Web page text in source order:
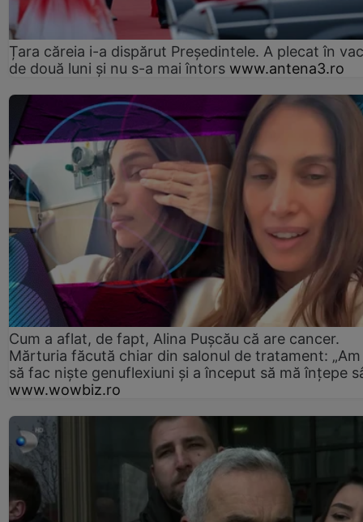
Țara căreia i-a dispărut Președintele. A plecat în
de două luni și nu s-a mai întors www.antena3.ro
Cum a aflat, de fapt, Alina Pușcău că are cancer.
Mărturia făcută chiar din salonul de tratament:
să fac niște genuflexiuni și a început să mă înțepe
www.wowbiz.ro